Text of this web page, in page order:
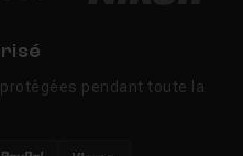
pendant toute la